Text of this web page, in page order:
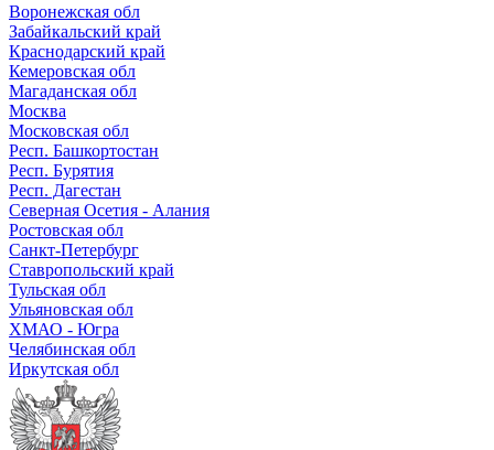
Воронежская обл
Забайкальский край
Краснодарский край
Кемеровская обл
Магаданская обл
Москва
Московская обл
Респ. Башкортостан
Респ. Бурятия
Респ. Дагестан
Северная Осетия - Алания
Ростовская обл
Санкт-Петербург
Ставропольский край
Тульская обл
Ульяновская обл
ХМАО - Югра
Челябинская обл
Иркутская обл